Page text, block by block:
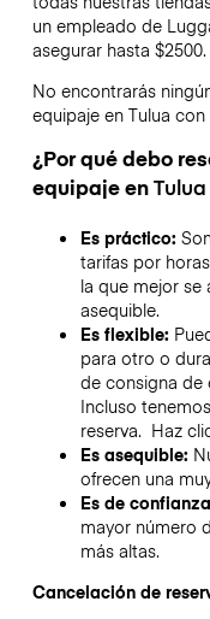
un empleado de
asegurar hasta $2500.
No encontrarás
equipaje en Tulua con
¿Por qué debo
equipaje enTulua
Es práctico:
tarifas por
la que mejor se
asequible.
Es flexible:
para otro o
de consigna de
Incluso
reserva. Haz
Es asequible:
ofrecen una
Es de
mayor número
más altas.
Cancelación de